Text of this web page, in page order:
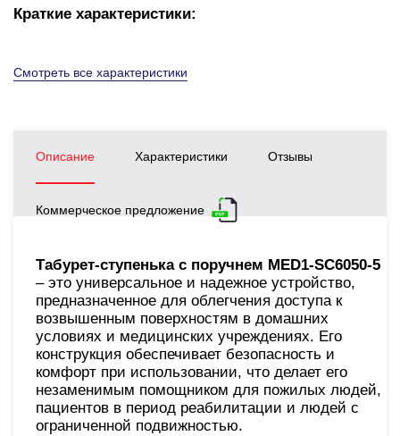
Краткие характеристики:
Смотреть все характеристики
Описание Характеристики Отзывы
Коммерческое предложение
Табурет-ступенька с поручнем MED1-SC6050-5
– это универсальное и надежное устройство,
предназначенное для облегчения доступа к
возвышенным поверхностям в домашних
условиях и медицинских учреждениях. Его
конструкция обеспечивает безопасность и
комфорт при использовании, что делает его
незаменимым помощником для пожилых людей,
пациентов в период реабилитации и людей с
ограниченной подвижностью.